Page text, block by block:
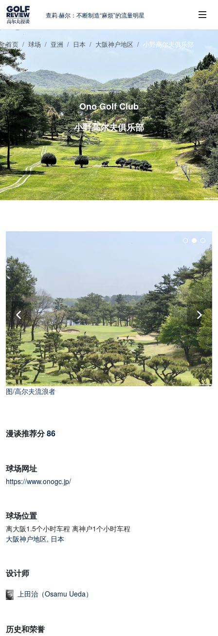
查莉·赫尔：不断制造“麻烦”的流量明星
蜕变
避暑北海道：原始森林中挥杆，美食与清
风作伴
Menu
首页 球场 亚洲 日本 大阪神户地区 小野高尔夫俱乐部
Ono Golf Club
小野高尔夫俱乐部
图/高尔夫流浪者
漫谈推荐分86
球场网址
https://www.onogc.jp/
球场位置
离大阪1.5个小时车程 离神户1个小时车程
大阪神户地区, 日本
设计师
上田治（Osamu Ueda）
历史和荣誉